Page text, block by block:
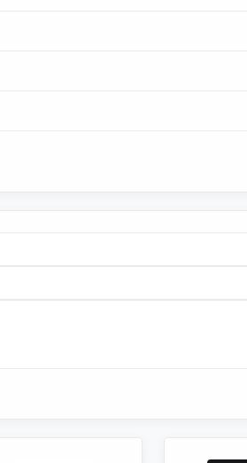
我们全新、开源的
言人未对物联网操
说，英特尔的
物联网操作系统，能
架构草图
始。对小